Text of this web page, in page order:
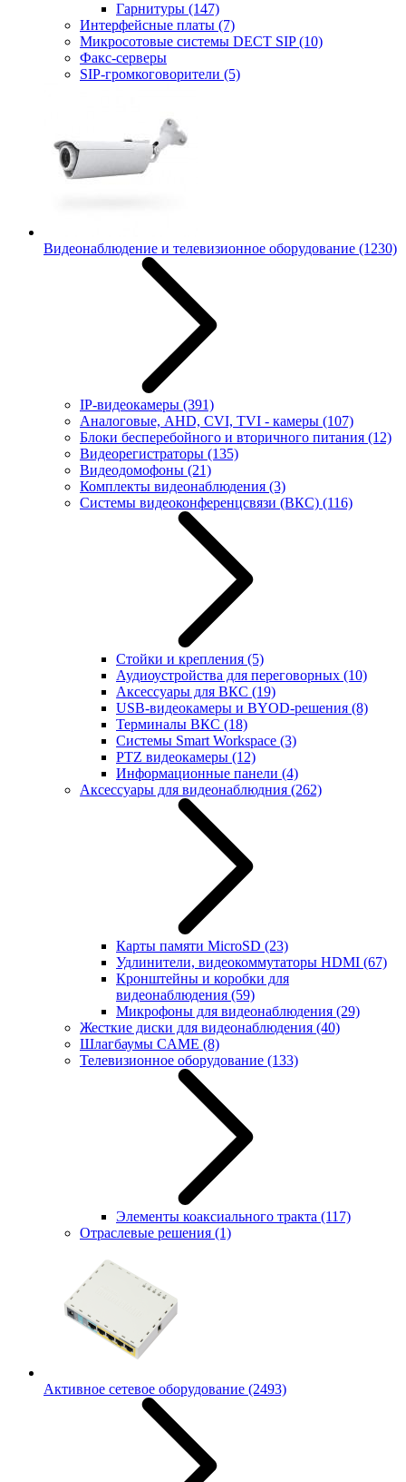
Гарнитуры (147)
Интерфейсные платы (7)
Микросотовые системы DECT SIP(10)
Факс-серверы
SIP-громкоговорители (5)
Видеонаблюдение и телевизионное оборудование (1230)
IP-видеокамеры (391)
Аналоговые, AHD, CVI, TVI - камеры (107)
Блоки бесперебойного и вторичного питания (12)
Видеорегистраторы (135)
Видеодомофоны (21)
Комплекты видеонаблюдения (3)
Системы видеоконференцсвязи (ВКС) (116)
Стойки и крепления (5)
Аудиоустройства для переговорных (10)
Аксессуары для ВКС (19)
USB-видеокамеры и BYOD-решения (8)
Терминалы ВКС (18)
Системы Smart Workspace (3)
PTZ видеокамеры (12)
Информационные панели (4)
Аксессуары для видеонаблюдния (262)
Карты памяти MicroSD (23)
Удлинители, видеокоммутаторы HDMI (67)
Кронштейны и коробки для
видеонаблюдения (59)
Микрофоны для видеонаблюдения (29)
Жесткие диски для видеонаблюдения (40)
Шлагбаумы CAME (8)
Телевизионное оборудование (133)
Элементы коаксиального тракта (117)
Отраслевые решения (1)
Активное сетевое оборудование (2493)